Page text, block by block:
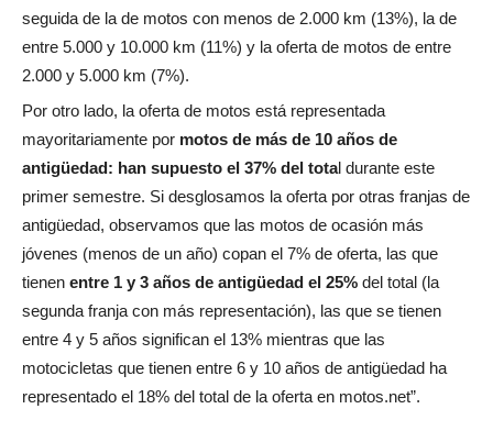
seguida de la de motos con menos de 2.000 km (13%), la de
entre 5.000 y 10.000 km (11%) y la oferta de motos de entre
2.000 y 5.000 km (7%).
Por otro lado, la oferta de motos está representada
mayoritariamente por motos de más de 10 años de
antigüedad: han supuesto el 37% del total durante este
primer semestre. Si desglosamos la oferta por otras franjas de
antigüedad, observamos que las motos de ocasión más
jóvenes (menos de un año) copan el 7% de oferta, las que
tienen entre 1 y 3 años de antigüedad el 25% del total (la
segunda franja con más representación), las que se tienen
entre 4 y 5 años significan el 13% mientras que las
motocicletas que tienen entre 6 y 10 años de antigüedad ha
representado el 18% del total de la oferta en motos.net”.